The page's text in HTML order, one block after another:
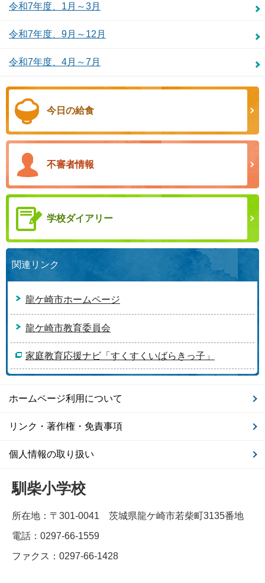
令和7年度、1月～3月
令和7年度、9月～12月
令和7年度、4月～7月
今日の給食
不審者情報
学校ダイアリー
関連リンク
龍ケ崎市ホームページ
龍ケ崎市教育委員会
家庭教育応援ナビ「すくすくいばらきっ子」
ホームページ利用について
リンク・著作権・免責事項
個人情報の取り扱い
馴柴小学校
所在地：〒301-0041 茨城県龍ケ崎市若柴町3135番地
電話：0297-66-1559
ファクス：0297-66-1428